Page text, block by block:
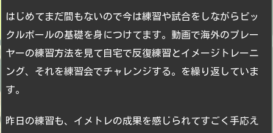
はじめてまだ間もないので今は練習や試合をしながらピッ
クルボールの基礎を身につけてます。動画で海外のプレー
ヤーの練習方法を見て自宅で反復練習とイメージトレーニ
ング、それを練習会でチャレンジする。を繰り返していま
す。
昨日の練習も、イメトレの成果を感じられてすごく手応え